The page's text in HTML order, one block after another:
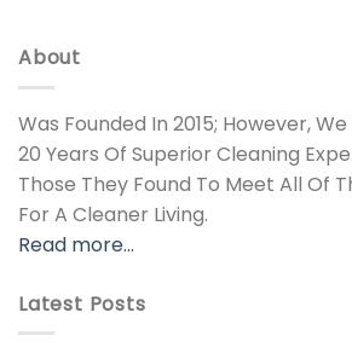
About
Was Founded In 2015; However,
20 Years Of Superior Cleaning
Those They Found To Meet All Of
For A Cleaner Living.
Read more…
Latest Posts